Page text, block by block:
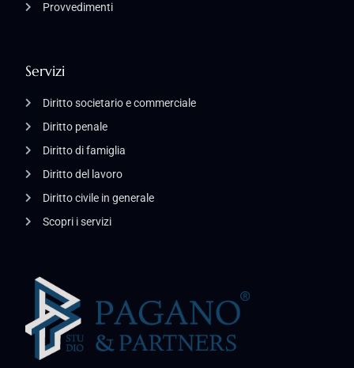
Servizi
Diritto societario e commerciale
Diritto penale
Diritto di famiglia
Diritto del lavoro
Diritto civile in generale
Scopri i servizi
Provvedimenti